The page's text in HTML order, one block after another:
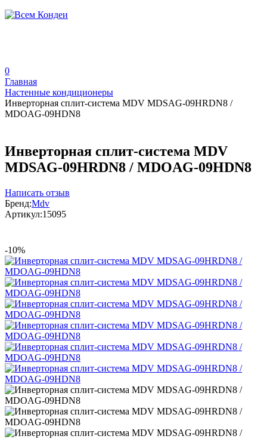
0
Главная
Настенные кондиционеры
Инверторная сплит-система MDV MDSAG-09HRDN8 /
MDOAG-09HDN8
Инверторная сплит-система MDV
MDSAG-09HRDN8 / MDOAG-09HDN8
Написать отзыв
Бренд:Mdv
Артикул:15095
-10%